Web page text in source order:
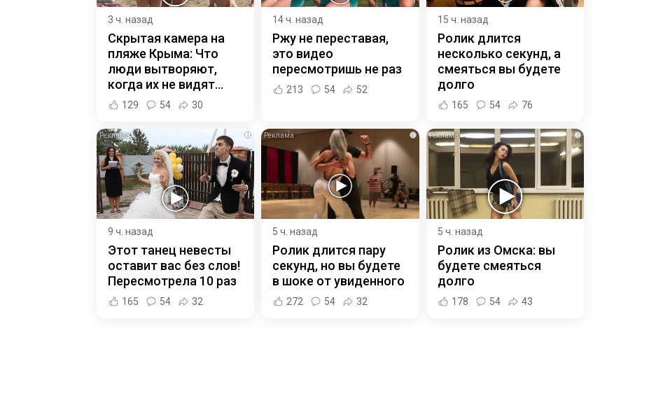
3 ч. назад
Скрытая камера на
пляже Крыма: Что
люди вытворяют,
когда их не видят...
129 54 30
14 ч. назад
Ржу не переставая,
это видео
пересмотришь не раз
213 54 52
15 ч. назад
Ролик длится
несколько секунд, а
смеяться вы будете
долго
165 54 76
i
9 ч. назад
Этот танец невесты
оставит вас без слов!
Пересмотрела 10 раз
165 54 32
i
5 ч. назад
Ролик длится пару
секунд, но вы будете
в шоке от увиденного
272 54 32
i
5 ч. назад
Ролик из Омска: вы
будете смеяться
долго
178 54 43